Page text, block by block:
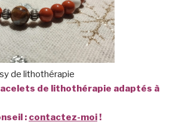
de lithothérapie
de lithothérapie adaptés à
: contactez-moi!